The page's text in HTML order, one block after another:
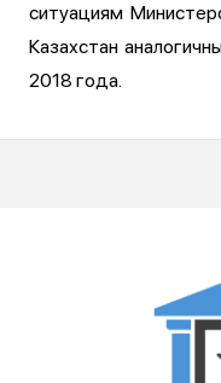
ситуациям
Казахстан
2018 года.